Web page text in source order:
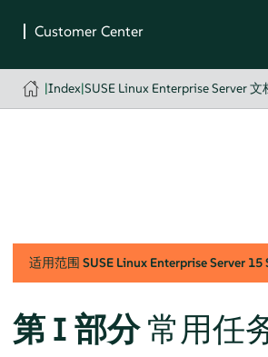
|Index|SUSE Linux Enterprise Server 文
适用范围 SUSE Linux Enterprise Server 15
第 I 部分常用任